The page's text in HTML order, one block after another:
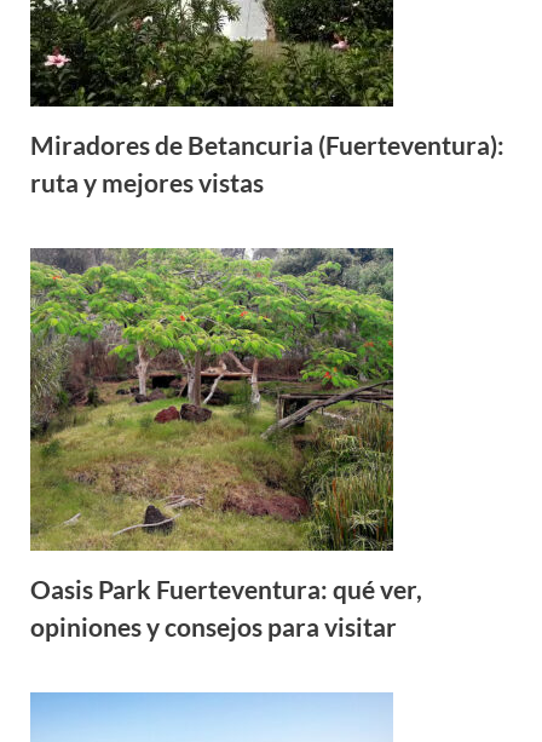
Miradores de Betancuria (Fuerteventura):
ruta y mejores vistas
Oasis Park Fuerteventura: qué ver,
opiniones y consejos para visitar